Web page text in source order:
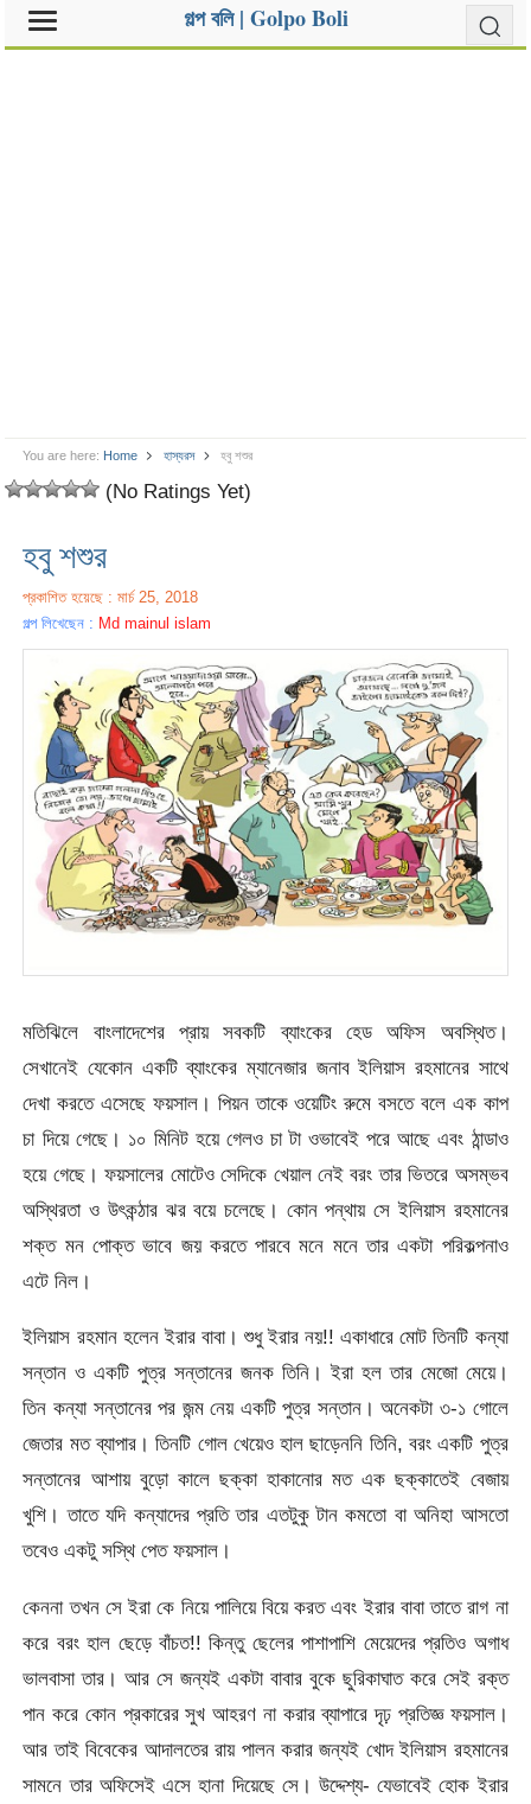
গল্প বলি | Golpo Boli
You are here: Home হাস্যরস হবু শশুর
(No Ratings Yet)
হবু শশুর
প্রকাশিত হয়েছে : মার্চ 25, 2018
গল্প লিখেছেন : Md mainul islam
মতিঝিলে বাংলাদেশের প্রায় সবকটি ব্যাংকের হেড অফিস অবস্থিত।
সেখানেই যেকোন একটি ব্যাংকের ম্যানেজার জনাব ইলিয়াস রহমানের সাথে
দেখা করতে এসেছে ফয়সাল। পিয়ন তাকে ওয়েটিং রুমে বসতে বলে এক কাপ
চা দিয়ে গেছে। ১০ মিনিট হয়ে গেলও চা টা ওভাবেই পরে আছে এবং ঠান্ডাও
হয়ে গেছে। ফয়সালের মোটেও সেদিকে খেয়াল নেই বরং তার ভিতরে অসম্ভব
অস্থিরতা ও উৎকন্ঠার ঝর বয়ে চলেছে। কোন পন্থায় সে ইলিয়াস রহমানের
শক্ত মন পোক্ত ভাবে জয় করতে পারবে মনে মনে তার একটা পরিকল্পনাও
এটে নিল।
ইলিয়াস রহমান হলেন ইরার বাবা। শুধু ইরার নয়!! একাধারে মোট তিনটি কন্যা
সন্তান ও একটি পুত্র সন্তানের জনক তিনি। ইরা হল তার মেজো মেয়ে।
তিন কন্যা সন্তানের পর জন্ম নেয় একটি পুত্র সন্তান। অনেকটা ৩-১ গোলে
জেতার মত ব্যাপার। তিনটি গোল খেয়েও হাল ছাড়েননি তিনি, বরং একটি পুত্র
সন্তানের আশায় বুড়ো কালে ছক্কা হাকানোর মত এক ছক্কাতেই বেজায়
খুশি। তাতে যদি কন্যাদের প্রতি তার এতটুকু টান কমতো বা অনিহা আসতো
তবেও একটু সস্থি পেত ফয়সাল।
কেননা তখন সে ইরা কে নিয়ে পালিয়ে বিয়ে করত এবং ইরার বাবা তাতে রাগ না
করে বরং হাল ছেড়ে বাঁচত!! কিন্তু ছেলের পাশাপাশি মেয়েদের প্রতিও অগাধ
ভালবাসা তার। আর সে জন্যই একটা বাবার বুকে ছুরিকাঘাত করে সেই রক্ত
পান করে কোন প্রকারের সুখ আহরণ না করার ব্যাপারে দৃঢ় প্রতিজ্ঞ ফয়সাল।
আর তাই বিবেকের আদালতের রায় পালন করার জন্যই খোদ ইলিয়াস রহমানের
সামনে তার অফিসেই এসে হানা দিয়েছে সে। উদ্দেশ্য- যেভাবেই হোক ইরার